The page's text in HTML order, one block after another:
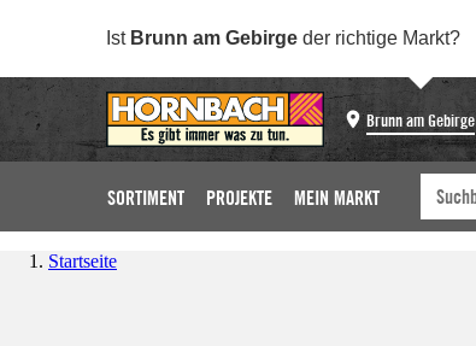
Ist Brunn am Gebirge der richtige Markt?
Brunn am Gebirge
SORTIMENT PROJEKTE MEIN MARKT
Startseite